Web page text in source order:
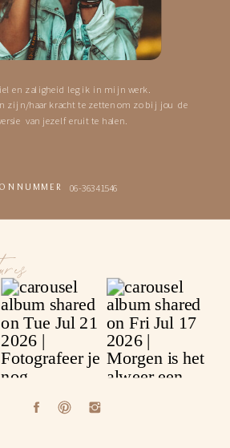
06-36341546
en zaligheid leg ik in mijn werk.
zijn/haar kracht te zetten om zo bij jou de
van jezelf eruit te halen.